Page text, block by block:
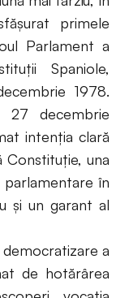
primele
Parlament a
Spaniole,
1978.
27 decembrie
intenția clară
Constituție, una
în
și un garant al
a
de hotărârea